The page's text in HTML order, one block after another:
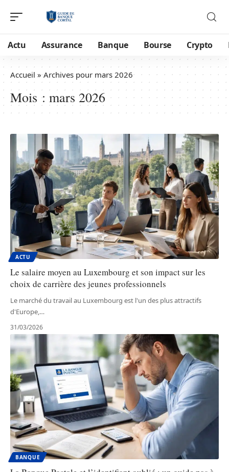
Actu Assurance Banque Bourse Crypto
Accueil »Archives pour mars 2026
Mois : mars 2026
ACTU
Le salaire moyen au Luxembourg et son impact sur les
choix de carrière des jeunes professionnels
Le marché du travail au Luxembourg est l'un des plus attractifs
d'Europe,…
31/03/2026
BANQUE